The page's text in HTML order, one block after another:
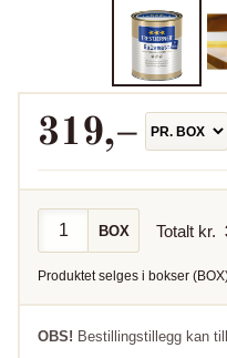
319,–
BOX Totalt kr.
Produktet selges i bokser (BOX
OBS! Bestillingstillegg kan